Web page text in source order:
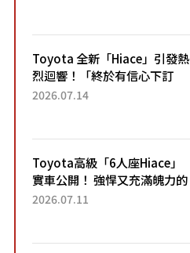
「三...
Toyota 全新「Hiace」引發熱
烈迴響！「終於有信心下訂
了！」「哪個等級交車最
車？...
2026.07.14
Toyota高級「6人座Hiace」
實車公開！ 強悍又充滿魄力的
「全黑設計」搭配特別「豪華
2026.07.11